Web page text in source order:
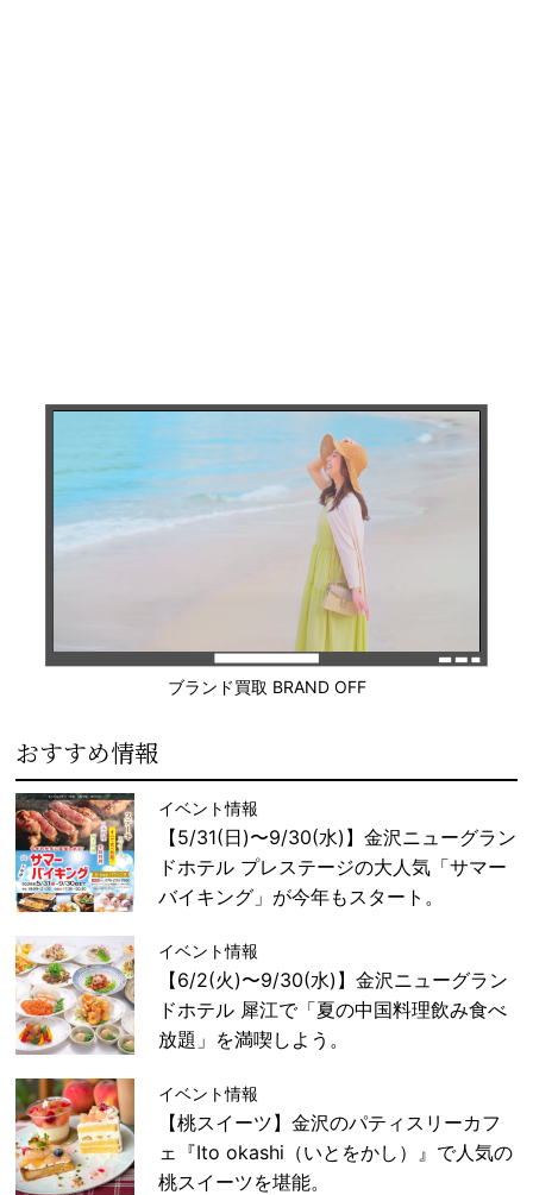
ブランド買取 BRAND OFF
おすすめ情報
イベント情報
【5/31(日)〜9/30(水)】金沢ニューグラン
ドホテル プレステージの大人気「サマー
バイキング」が今年もスタート。
イベント情報
【6/2(火)〜9/30(水)】金沢ニューグラン
ドホテル 犀江で「夏の中国料理飲み食べ
放題」を満喫しよう。
イベント情報
【桃スイーツ】金沢のパティスリーカフ
ェ『Ito okashi（いとをかし）』で人気の
桃スイーツを堪能。